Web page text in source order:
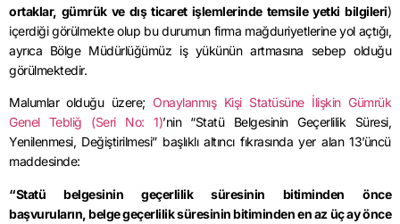
ortaklar, gümrük ve dış ticaret işlemlerinde temsile yetki bilgileri)
içerdiği görülmekte olup bu durumun firma mağduriyetlerine yol açtığı,
ayrıca Bölge Müdürlüğümüz iş yükünün artmasına sebep olduğu
görülmektedir.
Malumlar olduğu üzere;Onaylanmış Kişi Statüsüne İlişkin Gümrük
Genel Tebliğ (Seri No: 1)’nin “Statü Belgesinin Geçerlilik Süresi,
Yenilenmesi, Değiştirilmesi” başlıklı altıncı fıkrasında yer alan 13’üncü
maddesinde:
“Statü belgesinin geçerlilik süresinin bitiminden önce
başvuruların, belge geçerlilik süresinin bitiminden en az üç ay önce